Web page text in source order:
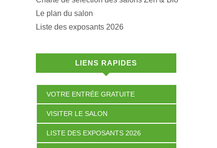
Le plan du salon
Liste des exposants 2026
LIENS RAPIDES
VOTRE ENTRÉE GRATUITE
VISITER LE SALON
LISTE DES EXPOSANTS 2026